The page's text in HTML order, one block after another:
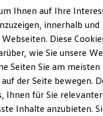
Ihnen auf Ihre
innerhalb und
Diese
wie Sie unsere
Seiten Sie am meisten
der Seite bewegen.
Ihnen für Sie
Inhalte anzubieten.